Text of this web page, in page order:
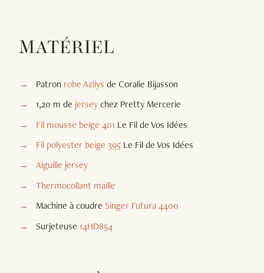
MATÉRIEL
Patron robe Azilys de Coralie Bijasson
1,20 m de jerseychez Pretty Mercerie
Fil mousse beige 401 Le Fil de Vos Idées
Fil polyester beige 395Le Fil de Vos Idées
Aiguille jersey
Thermocollant maille
Machine à coudre Singer Futura 4400
Surjeteuse 14HD854